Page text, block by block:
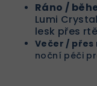
Ráno /
Lumi
lesk přes
Večer / přes
noční péči